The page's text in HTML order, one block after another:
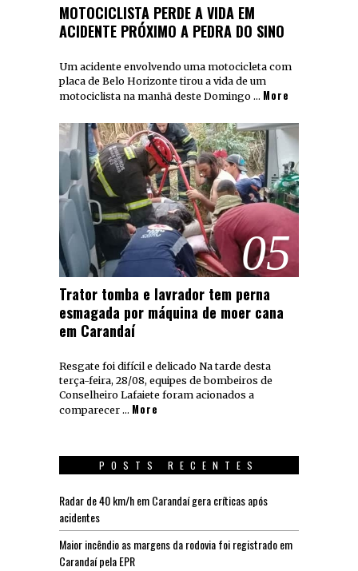
MOTOCICLISTA PERDE A VIDA EM
ACIDENTE PRÓXIMO A PEDRA DO SINO
Um acidente envolvendo uma motocicleta com
placa de Belo Horizonte tirou a vida de um
motociclista na manhã deste Domingo … More
05
Trator tomba e lavrador tem perna
esmagada por máquina de moer cana
em Carandaí
Resgate foi difícil e delicado Na tarde desta
terça-feira, 28/08, equipes de bombeiros de
Conselheiro Lafaiete foram acionados a
comparecer … More
POSTS RECENTES
Radar de 40 km/h em Carandaí gera críticas após
acidentes
Maior incêndio as margens da rodovia foi registrado em
Carandaí pela EPR